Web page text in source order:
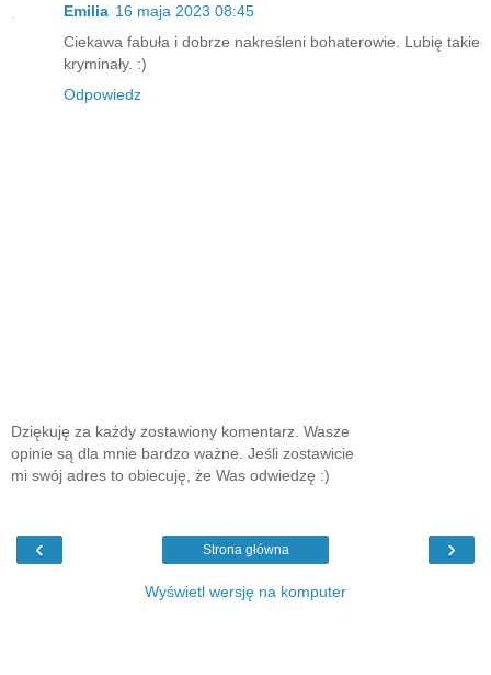
Emilia 16 maja 2023 08:45
Ciekawa fabuła i dobrze nakreśleni bohaterowie. Lubię takie
kryminały. :)
Odpowiedz
Dziękuję za każdy zostawiony komentarz. Wasze
opinie są dla mnie bardzo ważne. Jeśli zostawicie
mi swój adres to obiecuję, że Was odwiedzę :)
‹ ›
Strona główna
Wyświetl wersję na komputer